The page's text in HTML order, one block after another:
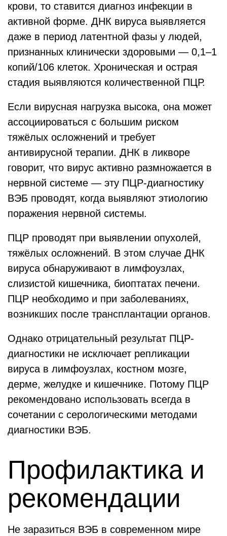
крови, то ставится диагноз инфекции в
активной форме. ДНК вируса выявляется
даже в период латентной фазы у людей,
признанных клинически здоровыми — 0,1–1
копий/106 клеток. Хроническая и острая
стадия выявляются количественной ПЦР.
Если вирусная нагрузка высока, она может
ассоциироваться с большим риском
тяжёлых осложнений и требует
антивирусной терапии. ДНК в ликворе
говорит, что вирус активно размножается в
нервной системе — эту ПЦР-диагностику
ВЭБ проводят, когда выявляют этиологию
поражения нервной системы.
ПЦР проводят при выявлении опухолей,
тяжёлых осложнений. В этом случае ДНК
вируса обнаруживают в лимфоузлах,
слизистой кишечника, биоптатах печени.
ПЦР необходимо и при заболеваниях,
возникших после трансплантации органов.
Однако отрицательный результат ПЦР-
диагностики не исключает репликации
вируса в лимфоузлах, костном мозге,
дерме, желудке и кишечнике. Потому ПЦР
рекомендовано использовать всегда в
сочетании с серологическими методами
диагностики ВЭБ.
Профилактика и
рекомендации
Не заразиться ВЭБ в современном мире